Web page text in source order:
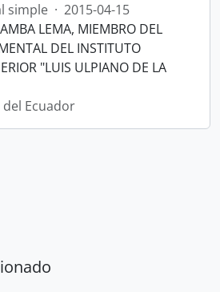
simple · 2015-04-15
LEMA, MIEMBRO DEL
DEL INSTITUTO
"LUIS ULPIANO DE LA
Ecuador